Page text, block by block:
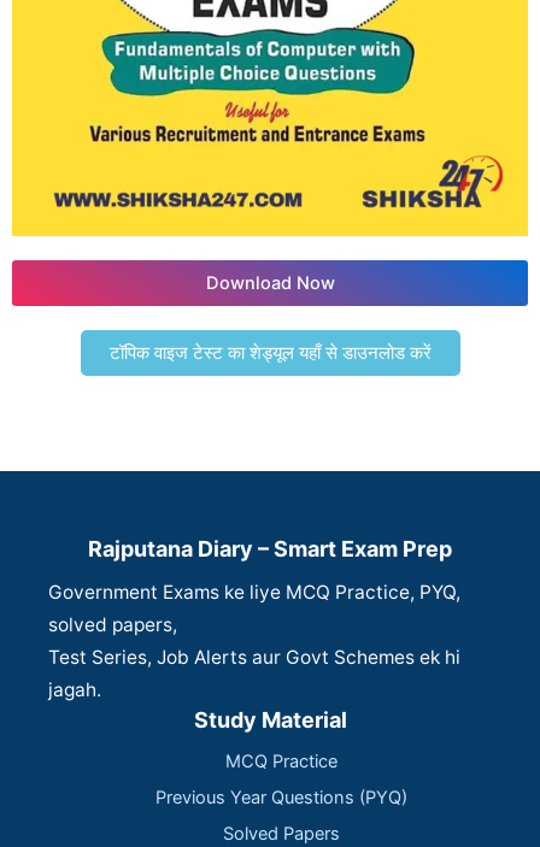
Download Now
टॉपिक वाइज टेस्ट का शेड्यूल यहाँ से डाउनलोड करें
Rajputana Diary – Smart Exam Prep
Government Exams ke liye MCQ Practice, PYQ,
solved papers,
Test Series, Job Alerts aur Govt Schemes ek hi
jagah.
Study Material
MCQ Practice
Previous Year Questions (PYQ)
Solved Papers